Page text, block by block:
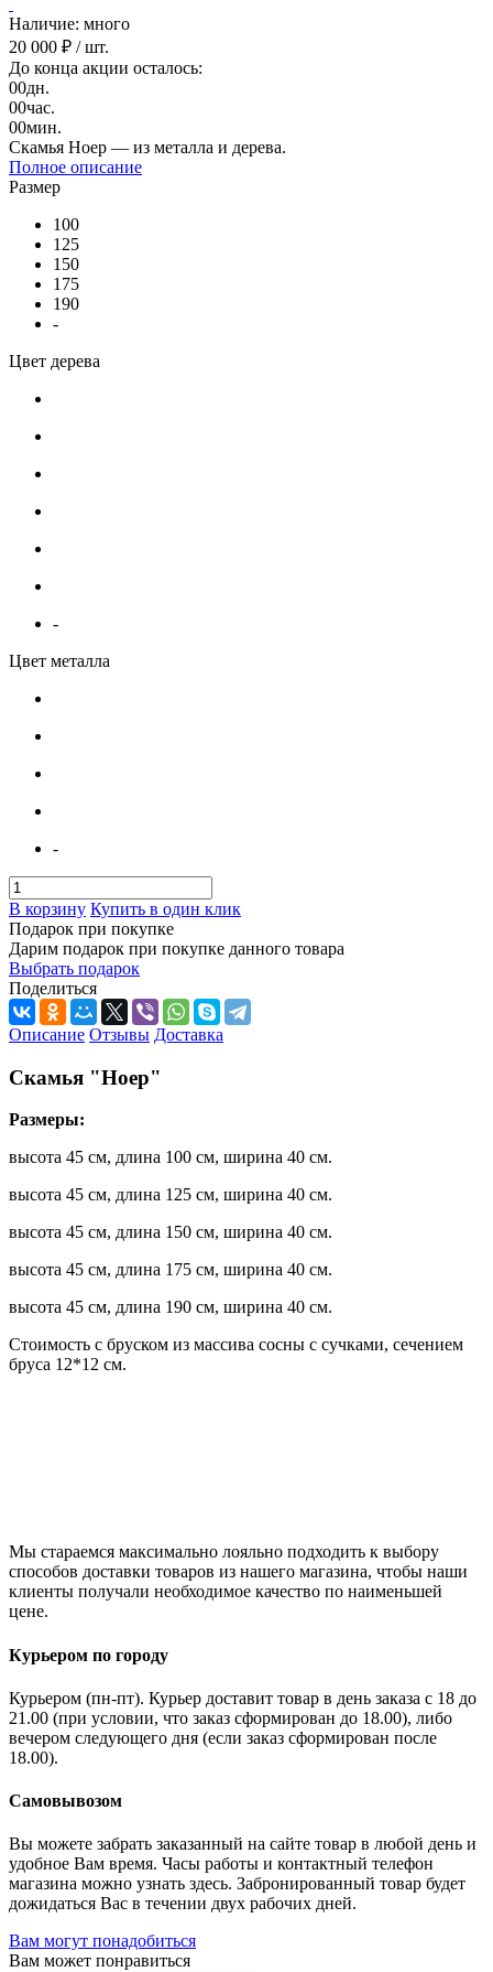
Наличие: много
20 000 ₽ / шт.
До конца акции осталось:
00дн.
00час.
00мин.
Скамья Ноер — из металла и дерева.
Полное описание
Размер
100
125
150
175
190
-
Цвет дерева
-
Цвет металла
-
В корзину Купить в один клик
Подарок при покупке
Дарим подарок при покупке данного товара
Выбрать подарок
Поделиться
Описание Отзывы Доставка
Скамья "Ноер"
Размеры:
высота 45 см, длина 100 см, ширина 40 см.
высота 45 см, длина 125 см, ширина 40 см.
высота 45 см, длина 150 см, ширина 40 см.
высота 45 см, длина 175 см, ширина 40 см.
высота 45 см, длина 190 см, ширина 40 см.
Стоимость с бруском из массива сосны с сучками, сечением
бруса 12*12 см.
Мы стараемся максимально лояльно подходить к выбору
способов доставки товаров из нашего магазина, чтобы наши
клиенты получали необходимое качество по наименьшей
цене.
Курьером по городу
Курьером (пн-пт). Курьер доставит товар в день заказа с 18 до
21.00 (при условии, что заказ сформирован до 18.00), либо
вечером следующего дня (если заказ сформирован после
18.00).
Самовывозом
Вы можете забрать заказанный на сайте товар в любой день и
удобное Вам время. Часы работы и контактный телефон
магазина можно узнать здесь. Забронированный товар будет
дожидаться Вас в течении двух рабочих дней.
Вам могут понадобиться
Вам может понравиться